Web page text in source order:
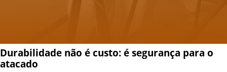
Durabilidade não é custo: é segurança para o
atacado